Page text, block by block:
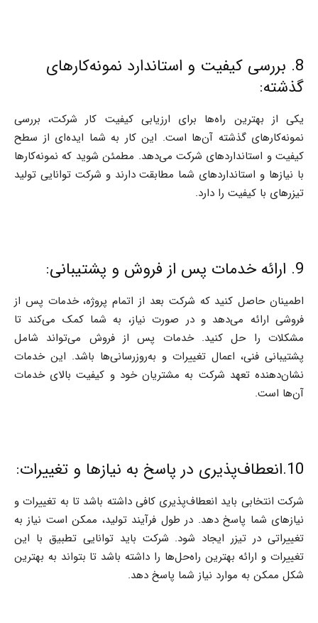
8. بررسی کیفیت و استاندارد نمونه‌کارهای
گذشته:
یکی از بهترین راه‌ها برای ارزیابی کیفیت کار شرکت، بررسی
نمونه‌کارهای گذشته آن‌ها است. این کار به شما ایده‌ای از سطح
کیفیت و استانداردهای شرکت می‌دهد. مطمئن شوید که نمونه‌کارها
با نیازها و استانداردهای شما مطابقت دارند و شرکت توانایی تولید
تیزرهای با کیفیت را دارد.
9. ارائه خدمات پس از فروش و پشتیبانی:
اطمینان حاصل کنید که شرکت بعد از اتمام پروژه، خدمات پس از
فروشی ارائه می‌دهد و در صورت نیاز، به شما کمک می‌کند تا
مشکلات را حل کنید. خدمات پس از فروش می‌تواند شامل
پشتیبانی فنی، اعمال تغییرات و به‌روزرسانی‌ها باشد. این خدمات
نشان‌دهنده تعهد شرکت به مشتریان خود و کیفیت بالای خدمات
آن‌ها است.
10.انعطاف‌پذیری در پاسخ به نیازها و تغییرات:
شرکت انتخابی باید انعطاف‌پذیری کافی داشته باشد تا به تغییرات و
نیازهای شما پاسخ دهد. در طول فرآیند تولید، ممکن است نیاز به
تغییراتی در تیزر ایجاد شود. شرکت باید توانایی تطبیق با این
تغییرات و ارائه بهترین راه‌حل‌ها را داشته باشد تا بتواند به بهترین
شکل ممکن به موارد نیاز شما پاسخ دهد.